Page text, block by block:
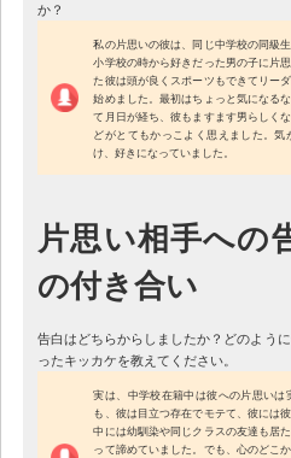
か？
私の片思いの彼は、同じ中学校の同級
小学校の時から好きだった男の子に片
た彼は頭が良くスポーツもできてリー
始めました。最初はちょっと気になる
て月日が経ち、彼もますます男らしく
どがとてもかっこよく思えました。
け、好きになっていました。
片思い相手への
の付き合い
告白はどちらからしましたか？どのよう
ったキッカケを教えてください。
実は、中学校在籍中は彼への片思い
も、彼は目立つ存在でモテて、彼には
中には幼馴染や同じクラスの友達も居
って諦めていました。でも、心のどこ